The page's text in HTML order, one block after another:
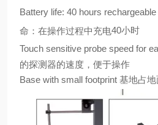
Battery life: 40 hours
命：在操作过程中充电40小时
Touch sensitive probe speed for
的探测器的速度，便于操作
Base with small footprint 基地占